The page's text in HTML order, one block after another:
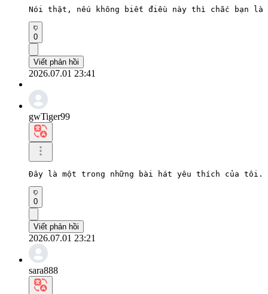
Nói thật, nếu không biết điều này thì chắc bạn
0
Viết phản hồi
2026.07.01 23:41
gwTiger99
Đây là một trong những bài hát yêu thích của tôi.
0
Viết phản hồi
2026.07.01 23:21
sara888